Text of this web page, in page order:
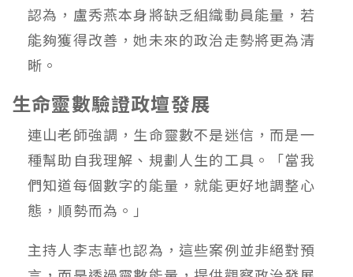
認為，盧秀燕本身將缺乏組織動員能量，若
能夠獲得改善，她未來的政治走勢將更為清
晰。
生命靈數驗證政壇發展
連山老師強調，生命靈數不是迷信，而是一
種幫助自我理解、規劃人生的工具。「當我
們知道每個數字的能量，就能更好地調整心
態，順勢而為。」
主持人李志華也認為，這些案例並非絕對預